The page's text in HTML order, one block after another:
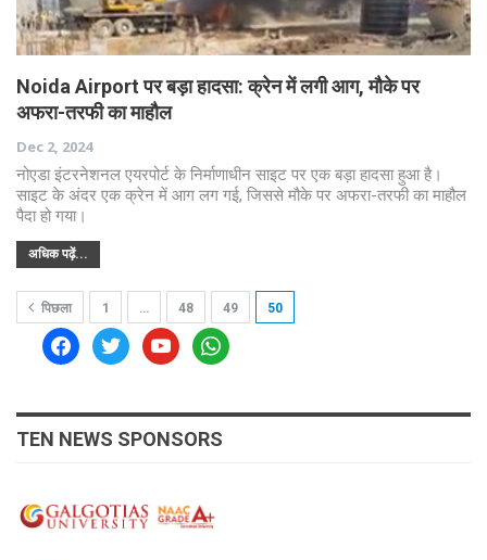
Noida Airport पर बड़ा हादसा: क्रेन में लगी आग, मौके पर
अफरा-तरफी का माहौल
Dec 2, 2024
नोएडा इंटरनेशनल एयरपोर्ट के निर्माणाधीन साइट पर एक बड़ा हादसा हुआ है।
साइट के अंदर एक क्रेन में आग लग गई, जिससे मौके पर अफरा-तरफी का माहौल
पैदा हो गया।
अधिक पढ़ें...
पिछला 1 … 48 49 50
facebooktwitteryoutubewhatsapp
TEN NEWS SPONSORS